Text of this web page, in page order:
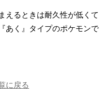
えるときは耐久性が低くて
あく』タイプのポケモンで
に戻る